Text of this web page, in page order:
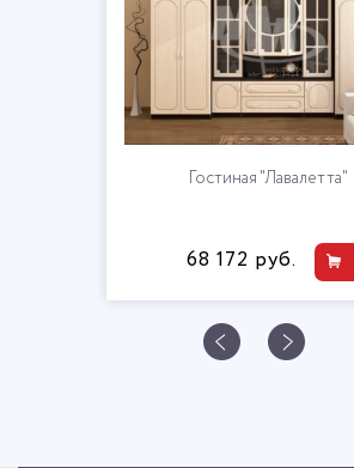
Гостиная "Лавалетта"
68 172 руб.